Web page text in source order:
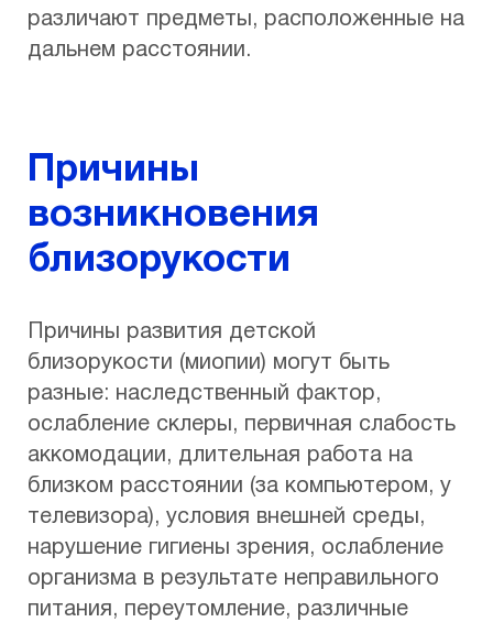
различают предметы, расположенные на
дальнем расстоянии.
Причины
возникновения
близорукости
Причины развития детской
близорукости (миопии) могут быть
разные: наследственный фактор,
ослабление склеры, первичная слабость
аккомодации, длительная работа на
близком расстоянии (за компьютером, у
телевизора), условия внешней среды,
нарушение гигиены зрения, ослабление
организма в результате неправильного
питания, переутомление, различные